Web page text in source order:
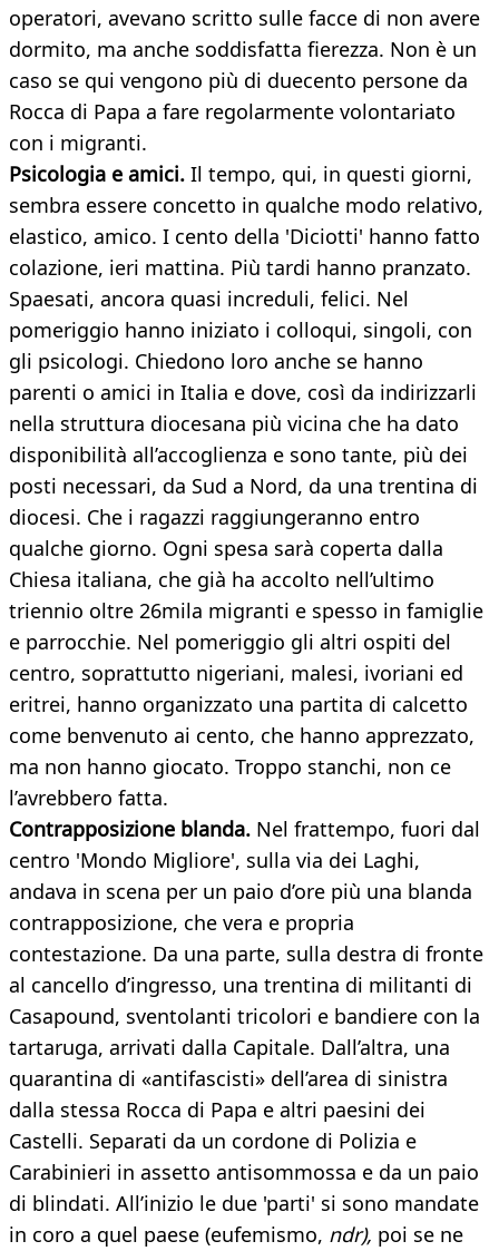
operatori, avevano scritto sulle facce di non avere
dormito, ma anche soddisfatta fierezza. Non è un
caso se qui vengono più di duecento persone da
Rocca di Papa a fare regolarmente volontariato
con i migranti.
Psicologia e amici. Il tempo, qui, in questi giorni,
sembra essere concetto in qualche modo relativo,
elastico, amico. I cento della 'Diciotti' hanno fatto
colazione, ieri mattina. Più tardi hanno pranzato.
Spaesati, ancora quasi increduli, felici. Nel
pomeriggio hanno iniziato i colloqui, singoli, con
gli psicologi. Chiedono loro anche se hanno
parenti o amici in Italia e dove, così da indirizzarli
nella struttura diocesana più vicina che ha dato
disponibilità all’accoglienza e sono tante, più dei
posti necessari, da Sud a Nord, da una trentina di
diocesi. Che i ragazzi raggiungeranno entro
qualche giorno. Ogni spesa sarà coperta dalla
Chiesa italiana, che già ha accolto nell’ultimo
triennio oltre 26mila migranti e spesso in famiglie
e parrocchie. Nel pomeriggio gli altri ospiti del
centro, soprattutto nigeriani, malesi, ivoriani ed
eritrei, hanno organizzato una partita di calcetto
come benvenuto ai cento, che hanno apprezzato,
ma non hanno giocato. Troppo stanchi, non ce
l’avrebbero fatta.
Contrapposizione blanda. Nel frattempo, fuori dal
centro 'Mondo Migliore', sulla via dei Laghi,
andava in scena per un paio d’ore più una blanda
contrapposizione, che vera e propria
contestazione. Da una parte, sulla destra di fronte
al cancello d’ingresso, una trentina di militanti di
Casapound, sventolanti tricolori e bandiere con la
tartaruga, arrivati dalla Capitale. Dall’altra, una
quarantina di «antifascisti» dell’area di sinistra
dalla stessa Rocca di Papa e altri paesini dei
Castelli. Separati da un cordone di Polizia e
Carabinieri in assetto antisommossa e da un paio
di blindati. All’inizio le due 'parti' si sono mandate
in coro a quel paese (eufemismo, ndr), poi se ne